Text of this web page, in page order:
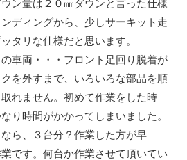
ン量は２０㎜ダウンと言った仕様
ディングから、少しサーキット走
タリな仕様だと思います。
車両・・・フロント足回り脱着が
を外すまで、いろいろな部品を順
れません。初めて作業をした時
り時間がかかってしまいました。
ら、３台分？作業した方が早
です。何台か作業させて頂いてい